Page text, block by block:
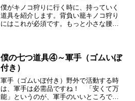
僕がキノコ狩りに行く時に、持っていく
道具を紹介します。背負い籠キノコ狩り
にはこれが必須です。もっと小さな腰カ
目からこぼれて、あちこちに...
僕の七つ道具④～軍手（ゴムいぼ
付き）
軍手（ゴムいぼ付き）野外で活動する時
は、軍手は必需品ですね！ 「安くて万
能」というのが、軍手のいいところで